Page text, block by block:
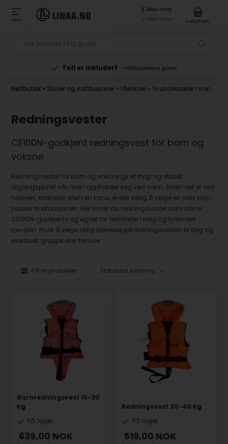
MENY
Med mva
Uten mva
HANDLEKURV
Toll er inkludert i nettbutikkens priser
Nettbutikk » Skoler og institusjoner » Uteskole »Vi undersøker i vann
Redningsvester
CE100N-godkjent redningsvest for barn og
voksne
Redningsvester for barn og voksne gir et trygt og stabilt
utgangspunkt når man oppholder seg ved vann. Enten det er ved
havnen, stranden eller i en kano, er det viktig å velge en vest som
passer til situasjonen. Her finner du redningsvester som alle er
CE100N-godkjente og egnet for aktiviteter i rolig og kystnært
farvann. Husk å velge riktig størrelse på redningsvesten til deg og
eventuelt gruppe eller familie.
Filtrer produkter
Barnredningsvest 15-30
kg
På lager
639,00 NOK
Redningsvest 30-40 kg
På lager
519,00 NOK